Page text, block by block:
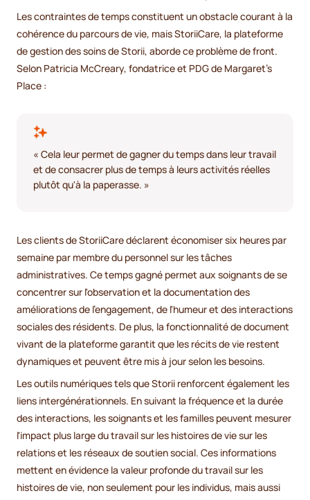
Les contraintes de temps constituent un obstacle courant à la
cohérence du parcours de vie, mais StoriiCare, la plateforme
de gestion des soins de Storii, aborde ce problème de front.
Selon Patricia McCreary, fondatrice et PDG de Margaret's
Place :
« Cela leur permet de gagner du temps dans leur travail
et de consacrer plus de temps à leurs activités réelles
plutôt qu'à la paperasse. »
Les clients de StoriiCare déclarent économiser six heures par
semaine par membre du personnel sur les tâches
administratives. Ce temps gagné permet aux soignants de se
concentrer sur l'observation et la documentation des
améliorations de l'engagement, de l'humeur et des interactions
sociales des résidents. De plus, la fonctionnalité de document
vivant de la plateforme garantit que les récits de vie restent
dynamiques et peuvent être mis à jour selon les besoins.
Les outils numériques tels que Storii renforcent également les
liens intergénérationnels. En suivant la fréquence et la durée
des interactions, les soignants et les familles peuvent mesurer
l'impact plus large du travail sur les histoires de vie sur les
relations et les réseaux de soutien social. Ces informations
mettent en évidence la valeur profonde du travail sur les
histoires de vie, non seulement pour les individus, mais aussi